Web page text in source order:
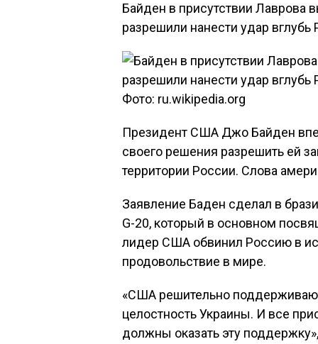
Байден в присутствии Лаврова
разрешили нанести удар вглубь
Фото: ru.wikipedia.org
Президент США Джо Байден
своего решения разрешить ей
территории России. Слова
Заявление Баден сделал в
G-20, который в основном
лидер США обвинил Россию в
продовольствие в мире.
«США решительно
целостность Украины. И все
должны оказать эту